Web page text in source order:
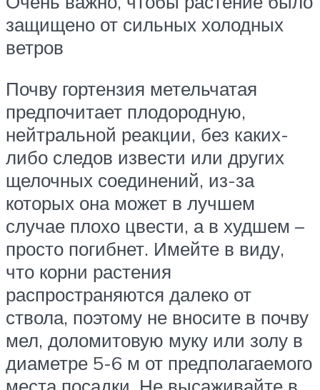
защищено от сильных холодных
ветров
Почву гортензия метельчатая
предпочитает плодородную,
нейтральной реакции, без каких-
либо следов извести или других
щелочных соединений, из-за
которых она может в лучшем
случае плохо цвести, а в худшем –
просто погибнет. Имейте в виду,
что корни растения
распространяются далеко от
ствола, поэтому не вносите в почву
мел, доломитовую муку или золу в
диаметре 5-6 м от предполагаемого
места посадки. Не высаживайте в